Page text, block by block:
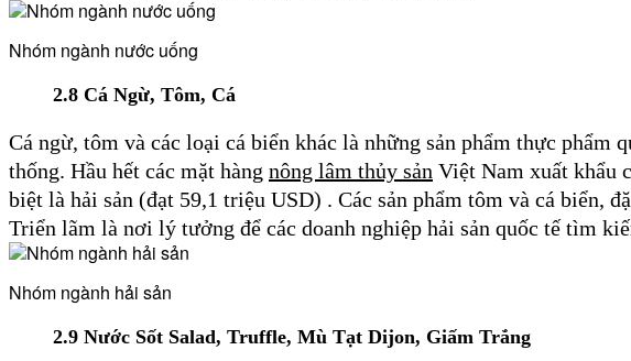
Nhóm ngành nước uống
2.8 Cá Ngừ, Tôm, Cá
Cá ngừ, tôm và các loại cá biển khác là những sản phẩm thực phẩm
thống. Hầu hết các mặt hàng nông lâm thủy sản Việt Nam xuất khẩu
biệt là hải sản (đạt 59,1 triệu USD) . Các sản phẩm tôm và cá biển,
Triển lãm là nơi lý tưởng để các doanh nghiệp hải sản quốc tế tìm
Nhóm ngành hải sản
2.9 Nước Sốt Salad, Truffle, Mù Tạt Dijon, Giấm Trắng